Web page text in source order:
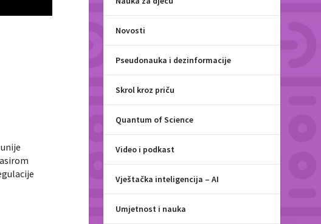
Novosti
Pseudonauka i dezinformacije
Skrol kroz priču
Quantum of Science
Video i podkast
Vještačka inteligencija – AI
Umjetnost i nauka